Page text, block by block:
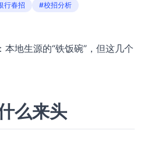
行春招 #校招分析
地生源的“铁饭碗”，但这几个
么来头